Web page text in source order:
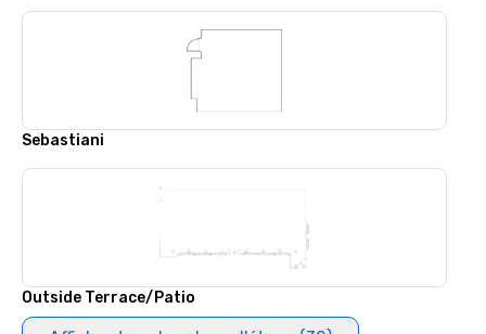
Sebastiani
Outside Terrace/Patio